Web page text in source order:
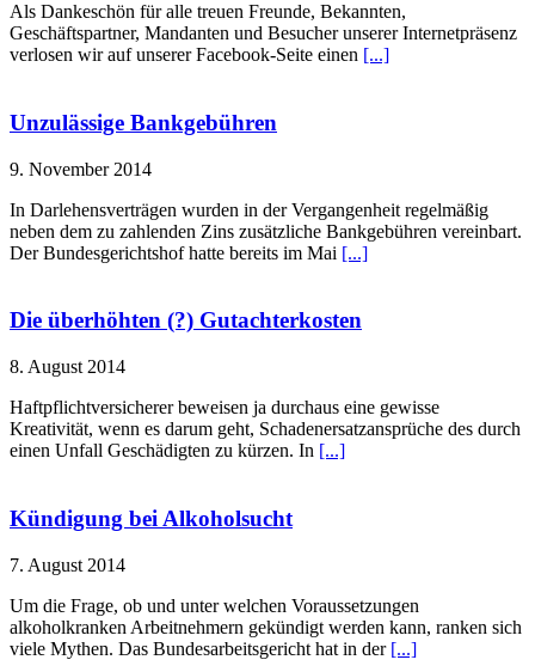
Als Dankeschön für alle treuen Freunde, Bekannten,
Geschäftspartner, Mandanten und Besucher unserer Internetpräsenz
verlosen wir auf unserer Facebook-Seite einen [...]
Unzulässige Bankgebühren
9. November 2014
In Darlehensverträgen wurden in der Vergangenheit regelmäßig
neben dem zu zahlenden Zins zusätzliche Bankgebühren vereinbart.
Der Bundesgerichtshof hatte bereits im Mai [...]
Die überhöhten (?) Gutachterkosten
8. August 2014
Haftpflichtversicherer beweisen ja durchaus eine gewisse
Kreativität, wenn es darum geht, Schadenersatzansprüche des durch
einen Unfall Geschädigten zu kürzen. In [...]
Kündigung bei Alkoholsucht
7. August 2014
Um die Frage, ob und unter welchen Voraussetzungen
alkoholkranken Arbeitnehmern gekündigt werden kann, ranken sich
viele Mythen. Das Bundesarbeitsgericht hat in der [...]